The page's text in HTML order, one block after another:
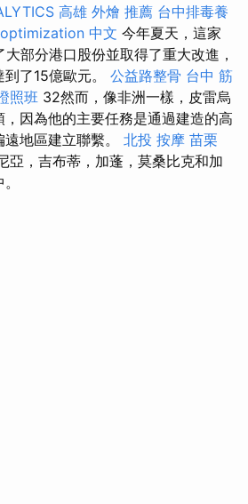
高雄 外燴 推薦 台中排毒養
optimization 中文 今年夏天，這家
部分港口股份並取得了重大改進，
了15億歐元。 公益路整骨 台中 筋
照班 32然而，像非洲一樣，皮雷烏
因為他的主要任務是通過建造的高
地區建立聯繫。 北投 按摩 苗栗
亞，吉布蒂，加蓬，莫桑比克和加